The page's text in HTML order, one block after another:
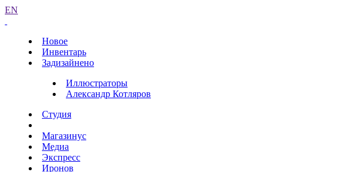
EN
Новое
Инвентарь
Задизайнено
Иллюстраторы
Александр Котляров
Студия
Магазинус
Медиа
Экспресс
Иронов